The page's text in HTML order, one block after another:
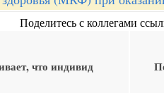
Поделитесь с коллегами
что индивид